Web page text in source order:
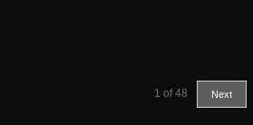
1 of 48 Next